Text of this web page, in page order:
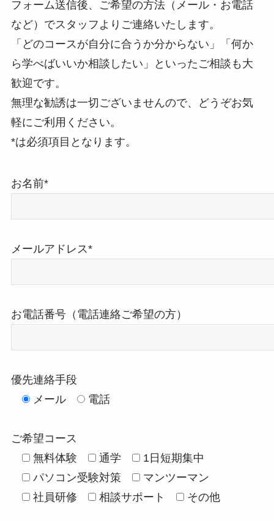
フォーム送信後、ご希望の方法（メール・お電話
など）でスタッフよりご連絡いたします。
「どのコースが自分に合うか分からない」「何か
ら学べばいいか相談したい」といったご相談も大
歓迎です。
無理な勧誘は一切ございませんので、どうぞお気
軽にご利用ください。
*は必須項目となります。
お名前*
メールアドレス*
お電話番号（電話連絡ご希望の方）
優先連絡手段
メール
電話
ご希望コース
無料体験
通学
1日短期集中
パソコン受験対策
マンツーマン
社員研修
相談サポート その他